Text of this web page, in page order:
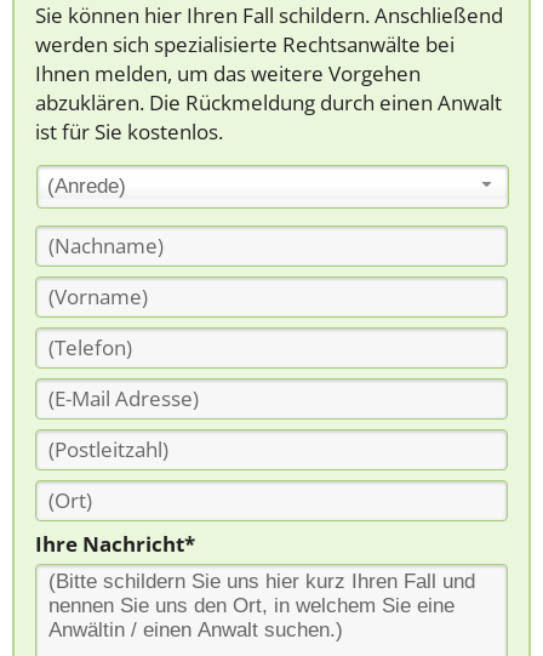
Sie können hier Ihren Fall schildern. Anschließend
werden sich spezialisierte Rechtsanwälte bei
Ihnen melden, um das weitere Vorgehen
abzuklären. Die Rückmeldung durch einen Anwalt
ist für Sie kostenlos.
(Anrede)
Ihre Nachricht*